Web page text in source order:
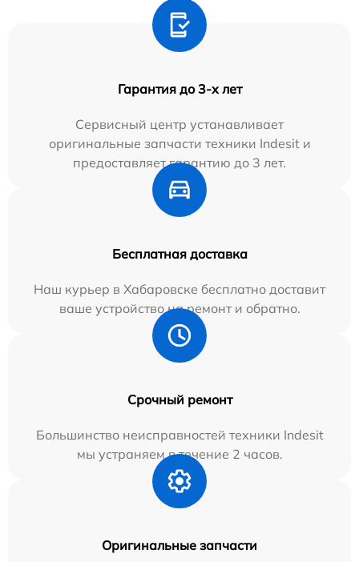
Гарантия до 3-х лет
Сервисный центр устанавливает
оригинальные запчасти техники Indesit и
предоставляет гарантию до 3 лет.
Бесплатная доставка
Наш курьер в Хабаровске бесплатно доставит
ваше устройство на ремонт и обратно.
Срочный ремонт
Большинство неисправностей техники Indesit
мы устраняем в течение 2 часов.
Оригинальные запчасти